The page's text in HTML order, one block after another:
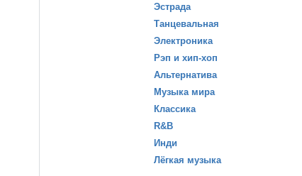
Эстрада
Танцевальная
Электроника
Рэп и хип-хоп
Альтернатива
Музыка мира
Классика
R&B
Инди
Лёгкая музыка